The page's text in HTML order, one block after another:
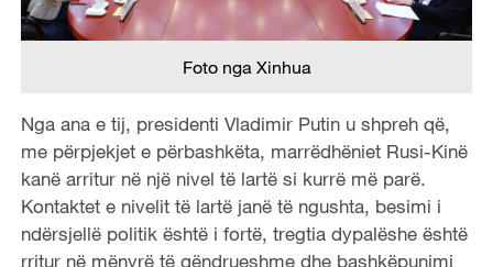
Foto nga Xinhua
Nga ana e tij, presidenti Vladimir Putin u shpreh që,
me përpjekjet e përbashkëta, marrëdhëniet Rusi-Kinë
kanë arritur në një nivel të lartë si kurrë më parë.
Kontaktet e nivelit të lartë janë të ngushta, besimi i
ndërsjellë politik është i fortë, tregtia dypalëshe është
rritur në mënyrë të qëndrueshme dhe bashkëpunimi